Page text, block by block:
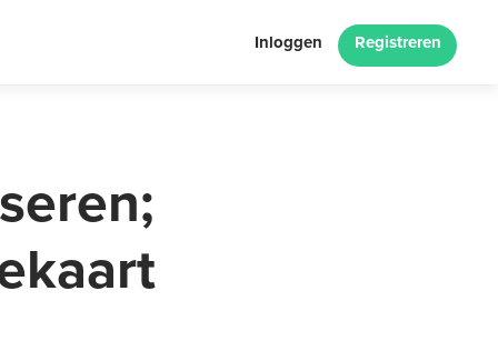
Inloggen Registreren